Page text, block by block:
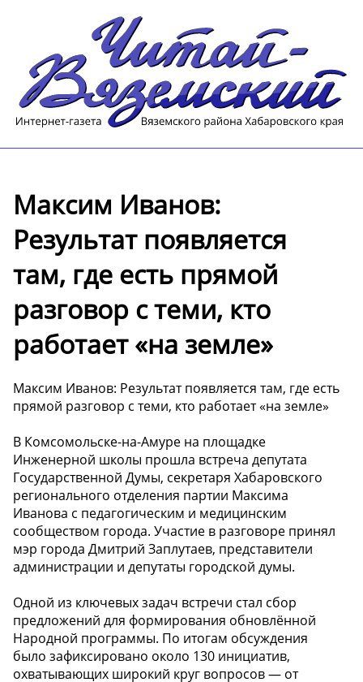
Максим Иванов:
Результат появляется
там, где есть прямой
разговор с теми, кто
работает «на земле»
Максим Иванов: Результат появляется там, где есть
прямой разговор с теми, кто работает «на земле»
В Комсомольске-на-Амуре на площадке
Инженерной школы прошла встреча депутата
Государственной Думы, секретаря Хабаровского
регионального отделения партии Максима
Иванова с педагогическим и медицинским
сообществом города. Участие в разговоре принял
мэр города Дмитрий Заплутаев, представители
администрации и депутаты городской думы.
Одной из ключевых задач встречи стал сбор
предложений для формирования обновлённой
Народной программы. По итогам обсуждения
было зафиксировано около 130 инициатив,
охватывающих широкий круг вопросов — от